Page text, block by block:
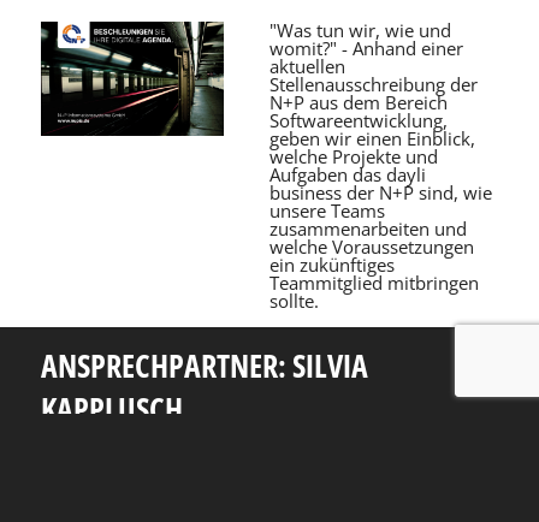
"Was tun wir, wie und
womit?" - Anhand einer
aktuellen
Stellenausschreibung der
N+P aus dem Bereich
Softwareentwicklung,
geben wir einen Einblick,
welche Projekte und
Aufgaben das dayli
business der N+P sind, wie
unsere Teams
zusammenarbeiten und
welche Voraussetzungen
ein zukünftiges
Teammitglied mitbringen
sollte.
ANSPRECHPARTNER: SILVIA
KAPPLUSCH